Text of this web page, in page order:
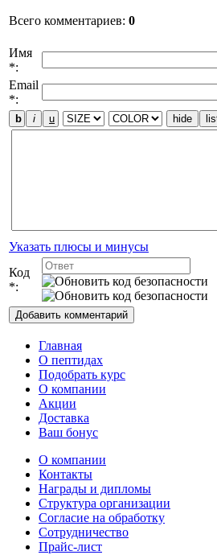
Всего комментариев: 0
Имя
*:
Email
*:
Указать плюсы и минусы
Код
*:
Главная
О пептидах
Подобрать курс
О компании
Акции
Доставка
Ваш бонус
О компании
Контакты
Награды и дипломы
Структура организации
Согласие на обработку
Сотрудничество
Прайс-лист